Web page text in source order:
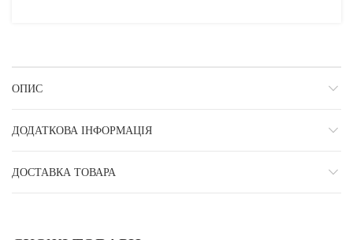
ОПИС
ДОДАТКОВА ІНФОРМАЦІЯ
ДОСТАВКА ТОВАРА